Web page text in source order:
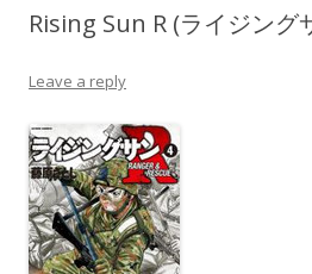
Rising Sun R (ライジング
Leave a reply